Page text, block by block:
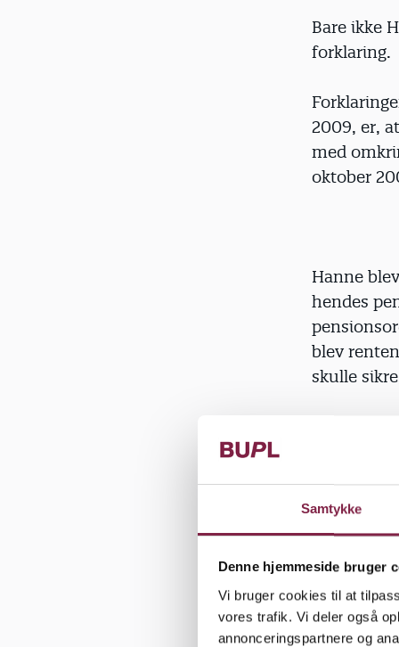
Samtykke
Denne hjemmeside bruger
Vi bruger cookies til at
vores trafik. Vi deler også
annonceringspartnere og
Bare ikke
forklaring.
2009, er,
med
oktober
Hanne
hendes
blev
skulle
"Jeg får